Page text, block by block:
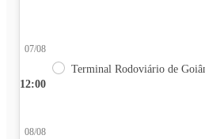
12:00
07/08
Terminal Rodoviário de
08/08